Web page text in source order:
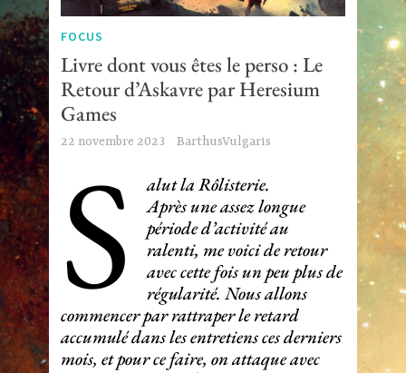
FOCUS
Livre dont vous êtes le perso : Le
Retour d’Askavre par Heresium
Games
22 novembre 2023 BarthusVulgaris
S
alut la Rôlisterie.
Après une assez longue
période d’activité au
ralenti, me voici de retour
avec cette fois un peu plus de
régularité. Nous allons
commencer par rattraper le retard
accumulé dans les entretiens ces derniers
mois, et pour ce faire, on attaque avec